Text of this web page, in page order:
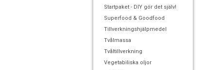
Startpaket - DIY gör det själv!
Superfood & Goodfood
Tillverkningshjälpmedel
Tvålmassa
Tvåltillverkning
Vegetabiliska oljor